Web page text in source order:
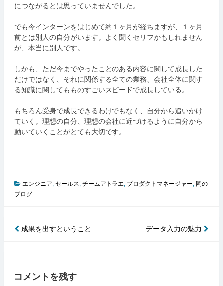
につながるとは思っていませんでした。
でも今インターンをはじめて約１ヶ月が経ちますが、１ヶ月
前とは別人の自分がいます。よく聞くセリフかもしれません
が、本当に別人です。
しかも、ただ今までやったことのある内容に関して成長した
だけではなく、それに関係する全ての業務、会社全体に関す
る知識に関してもものすごいスピードで成長している。
もちろん受身で成長できるわけでもなく、自分から追いかけ
ていく。理想の自分、理想の会社に近づけるように自分から
動いていくことがとても大切です。
エンジニア, セールス, チームアトラエ, プロダクトマネージャー, 岡の
ブログ
投
ビ
成果を出すということ データ入力の魅力
コメントを残す